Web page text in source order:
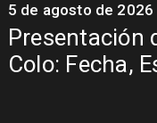
Presentación
Colo: Fecha,
5 de agosto de 2026